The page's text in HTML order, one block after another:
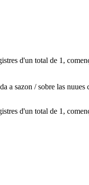
d'un total de 1,
a sazon / sobre las
d'un total de 1,